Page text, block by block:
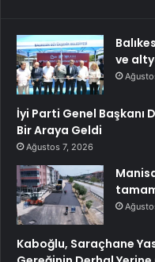
ve
İyi Parti Genel Başkanı
Bir Araya Geldi
Ağustos 7, 2026
Kaboğlu, Saraçhane